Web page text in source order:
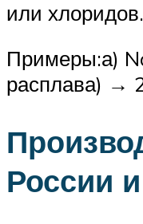
или хлоридов.
Примеры:а)
расплава) →
России